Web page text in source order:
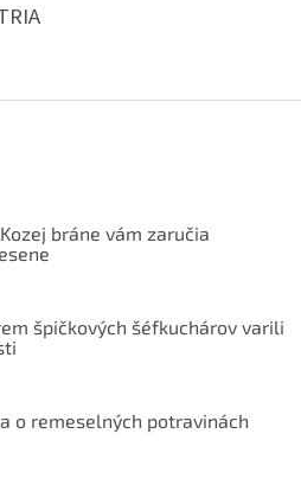
bráne vám zaručia
špičkových šéfkuchárov varili
o remeselných potravinách